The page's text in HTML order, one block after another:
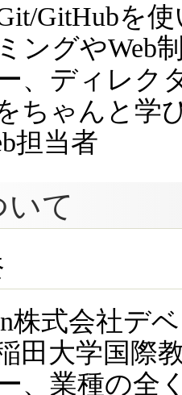
GitHubを
ングやWeb
、ディレク
ちゃんと学
担当者
て
株式会社デ
田大学国際
、業種の全